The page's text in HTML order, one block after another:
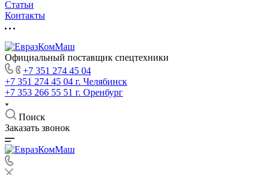
Статьи
Контакты
Официальный поставщик спецтехники
+7 351 274 45 04
+7 351 274 45 04 г. Челябинск
+7 353 266 55 51 г. Оренбург
Поиск
Заказать звонок